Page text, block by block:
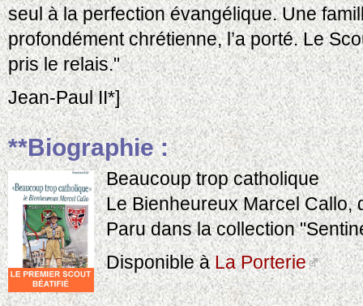
seul à la perfection évangélique. Une
profondément chrétienne, l’a porté. Le
pris le relais."
Jean-Paul II*]
**Biographie :
Beaucoup trop catholique
Le Bienheureux Marcel Callo,
Paru dans la collection
Disponible àLa Porterie